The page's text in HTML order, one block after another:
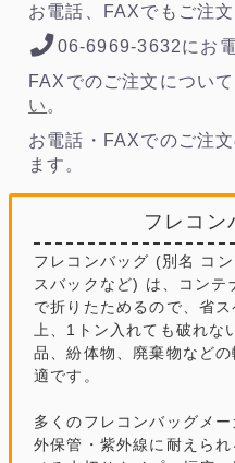
お電話、FAXでもご注文
06-6969-3632にお電
FAXでのご注文について
い 。
お電話・FAXでのご注
ます。
フレコン
フレコンバッグ (別名 コ
スバックなど) は、コンテ
で折りたためるので、省
上、1トン入れても破れ
品、紛体物、廃棄物など
適です。
多くのフレコンバッグメ
外保管・紫外線に耐えら